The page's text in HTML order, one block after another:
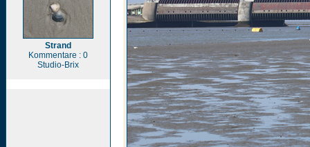
Strand
Kommentare : 0
Studio-Brix